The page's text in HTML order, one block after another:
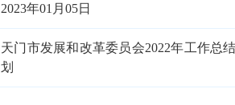
2023年01月05日
天门市发展和改革委员会2022年工作总
划